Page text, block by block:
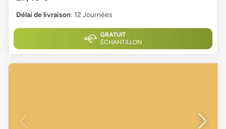
Délai de livraison: 12 Journées
GRATUIT
ÉCHANTILLON